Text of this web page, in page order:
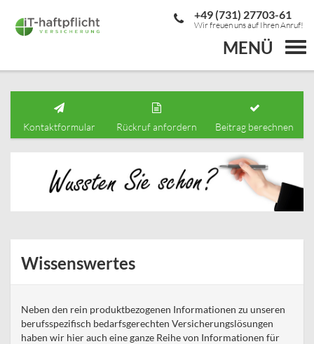
MENÜ
+49 (731) 27703-61
Wir freuen uns auf Ihren Anruf!
Kontaktformular Rückruf anfordern Beitrag berechnen
Wissenswertes
Neben den rein produktbezogenen Informationen zu unseren
berufsspezifisch bedarfsgerechten Versicherungslösungen
haben wir hier auch eine ganze Reihe von Informationen für